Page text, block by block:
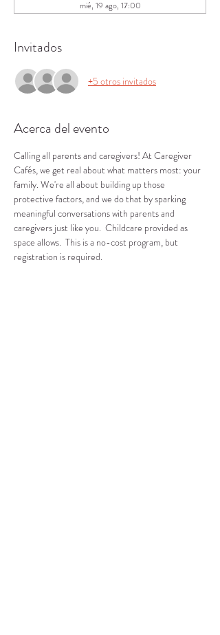
mié, 19 ago, 17:00
Invitados
+5 otros invitados
Acerca del evento
Calling all parents and caregivers! At Caregiver
Cafés, we get real about what matters most: your
family. We're all about building up those
protective factors, and we do that by sparking
meaningful conversations with parents and
caregivers just like you.  Childcare provided as
space allows.  This is a no-cost program, but
registration is required.